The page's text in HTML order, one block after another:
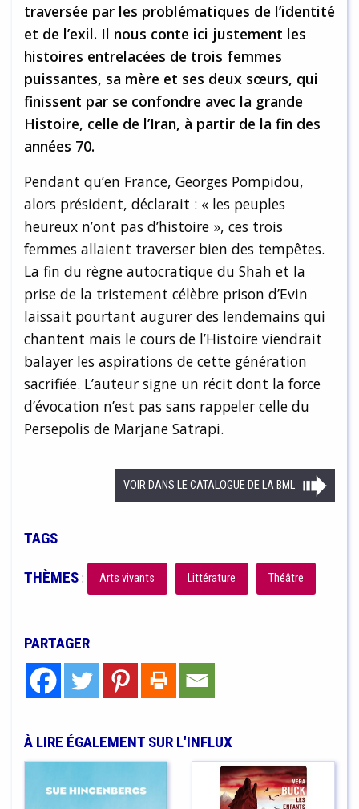
traversée par les problématiques de l’identité
et de l’exil. Il nous conte ici justement les
histoires entrelacées de trois femmes
puissantes, sa mère et ses deux sœurs, qui
finissent par se confondre avec la grande
Histoire, celle de l’Iran, à partir de la fin des
années 70.
Pendant qu’en France, Georges Pompidou,
alors président, déclarait : « les peuples
heureux n’ont pas d’histoire », ces trois
femmes allaient traverser bien des tempêtes.
La fin du règne autocratique du Shah et la
prise de la tristement célèbre prison d’Evin
laissait pourtant augurer des lendemains qui
chantent mais le cours de l’Histoire viendrait
balayer les aspirations de cette génération
sacrifiée. L’auteur signe un récit dont la force
d’évocation n’est pas sans rappeler celle du
Persepolis de Marjane Satrapi.
VOIR DANS LE CATALOGUE DE LA BML
TAGS
THÈMES: Arts vivants Littérature Théâtre
PARTAGER
À LIRE ÉGALEMENT SUR L'INFLUX